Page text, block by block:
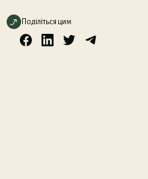
Поділіться цим